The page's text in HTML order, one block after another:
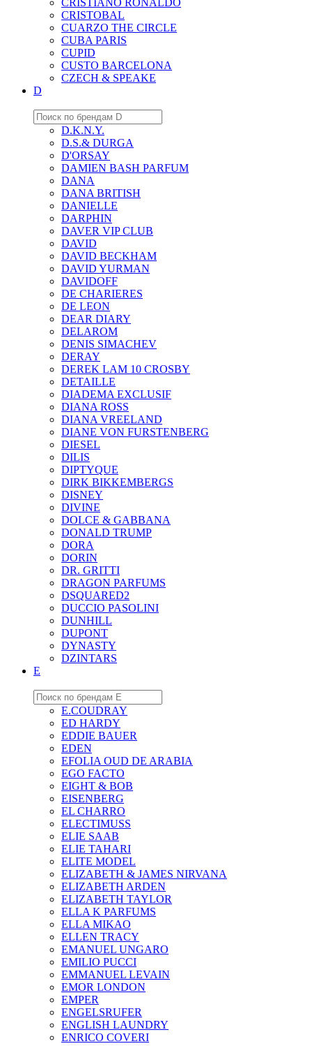
CRISTIANO RONALDO
CRISTOBAL
CUARZO THE CIRCLE
CUBA PARIS
CUPID
CUSTO BARCELONA
CZECH & SPEAKE
D
D.K.N.Y.
D.S.& DURGA
D'ORSAY
DAMIEN BASH PARFUM
DANA
DANA BRITISH
DANIELLE
DARPHIN
DAVER VIP CLUB
DAVID
DAVID BECKHAM
DAVID YURMAN
DAVIDOFF
DE CHARIERES
DE LEON
DEAR DIARY
DELAROM
DENIS SIMACHEV
DERAY
DEREK LAM 10 CROSBY
DETAILLE
DIADEMA EXCLUSIF
DIANA ROSS
DIANA VREELAND
DIANE VON FURSTENBERG
DIESEL
DILIS
DIPTYQUE
DIRK BIKKEMBERGS
DISNEY
DIVINE
DOLCE & GABBANA
DONALD TRUMP
DORA
DORIN
DR. GRITTI
DRAGON PARFUMS
DSQUARED2
DUCCIO PASOLINI
DUNHILL
DUPONT
DYNASTY
DZINTARS
E
E.COUDRAY
ED HARDY
EDDIE BAUER
EDEN
EFOLIA OUD DE ARABIA
EGO FACTO
EIGHT & BOB
EISENBERG
EL CHARRO
ELECTIMUSS
ELIE SAAB
ELIE TAHARI
ELITE MODEL
ELIZABETH & JAMES NIRVANA
ELIZABETH ARDEN
ELIZABETH TAYLOR
ELLA K PARFUMS
ELLA MIKAO
ELLEN TRACY
EMANUEL UNGARO
EMILIO PUCCI
EMMANUEL LEVAIN
EMOR LONDON
EMPER
ENGELSRUFER
ENGLISH LAUNDRY
ENRICO COVERI